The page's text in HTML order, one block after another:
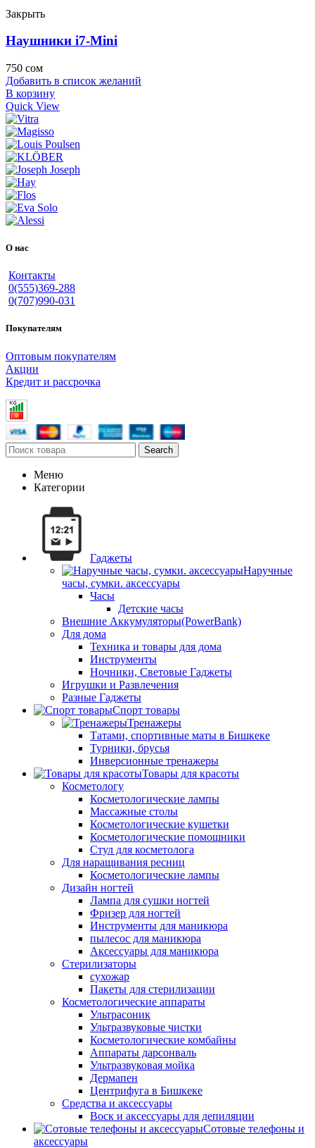
Закрыть
Наушники i7-Mini
750 сом
Добавить в список желаний
В корзину
Quick View
О нас
Контакты
0(555)369-288
0(707)990-031
Покупателям
Оптовым покупателям
Акции
Кредит и рассрочка
Search
Меню
Категории
Гаджеты
Наручные
часы, сумки. аксессуары
Часы
Детские часы
Внешние Аккумуляторы(PowerBank)
Для дома
Техника и товары для дома
Инструменты
Ночники, Световые Гаджеты
Игрушки и Развлечения
Разные Гаджеты
Спорт товары
Тренажеры
Татами, спортивные маты в Бишкеке
Турники, брусья
Инверсионные тренажеры
Товары для красоты
Косметологу
Косметологические лампы
Массажные столы
Косметологические кушетки
Косметологические помошники
Стул для косметолога
Для наращивания ресниц
Косметологические лампы
Дизайн ногтей
Лампа для сушки ногтей
Фризер для ногтей
Инструменты для маникюра
пылесос для маникюра
Аксессуары для маникюра
Стерилизаторы
сухожар
Пакеты для стерилизации
Косметологические аппараты
Ультрасоник
Ультразвуковые чистки
Косметологические комбайны
Аппараты дарсонваль
Ультразвуковая мойка
Дермапен
Центрифуга в Бишкеке
Средства и аксессуары
Воск и аксессуары для депиляции
Сотовые телефоны и
аксессуары